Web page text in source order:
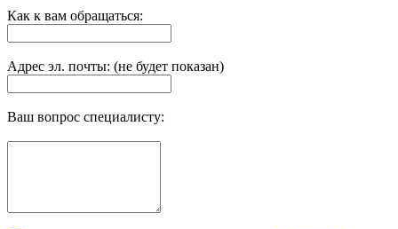
Как к вам обращаться:
Адрес эл. почты: (не будет показан)
Ваш вопрос специалисту: